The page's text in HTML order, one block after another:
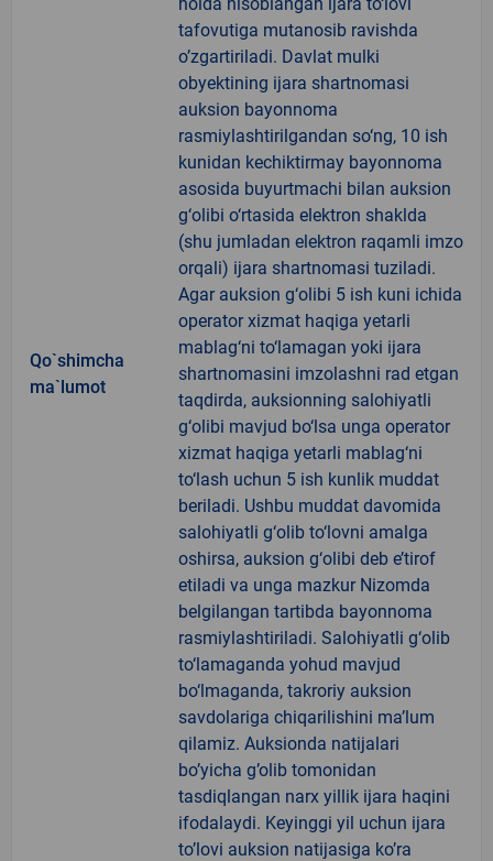
Qo`shimcha
ma`lumot
tafovutiga mutanosib ravishda
o’zgartiriladi. Davlat mulki
obyektining ijara shartnomasi
auksion bayonnoma
rasmiylashtirilgandan so‘ng, 10 ish
kunidan kechiktirmay bayonnoma
asosida buyurtmachi bilan auksion
g‘olibi o‘rtasida elektron shaklda
(shu jumladan elektron raqamli imzo
orqali) ijara shartnomasi tuziladi.
Agar auksion g‘olibi 5 ish kuni ichida
operator xizmat haqiga yetarli
mablag‘ni to‘lamagan yoki ijara
shartnomasini imzolashni rad etgan
taqdirda, auksionning salohiyatli
g‘olibi mavjud bo‘lsa unga operator
xizmat haqiga yetarli mablag‘ni
to‘lash uchun 5 ish kunlik muddat
beriladi. Ushbu muddat davomida
salohiyatli g‘olib to‘lovni amalga
oshirsa, auksion g‘olibi deb e’tirof
etiladi va unga mazkur Nizomda
belgilangan tartibda bayonnoma
rasmiylashtiriladi. Salohiyatli g‘olib
to‘lamaganda yohud mavjud
bo‘lmaganda, takroriy auksion
savdolariga chiqarilishini ma’lum
qilamiz. Auksionda natijalari
bo’yicha g’olib tomonidan
tasdiqlangan narx yillik ijara haqini
ifodalaydi. Keyinggi yil uchun ijara
to’lovi auksion natijasiga ko’ra